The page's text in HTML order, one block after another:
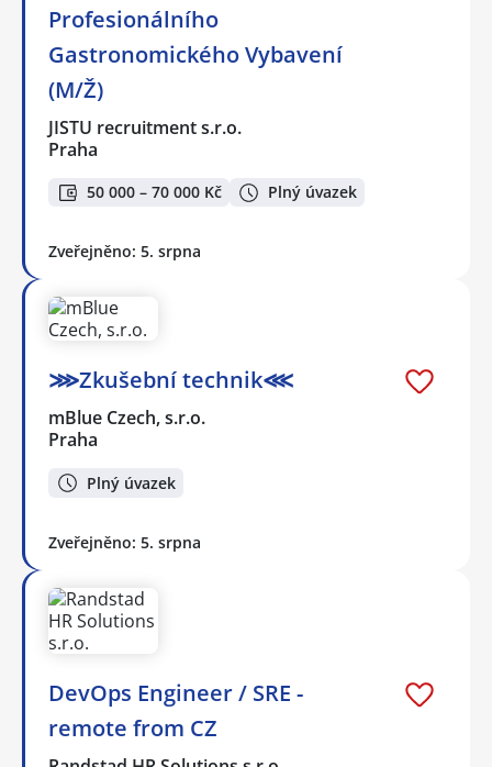
Profesionálního
Gastronomického Vybavení
(M/Ž)
JISTU recruitment s.r.o.
Praha
50 000 – 70 000 Kč Plný úvazek
Zveřejněno: 5. srpna
⋙Zkušební technik⋘
mBlue Czech, s.r.o.
Praha
Plný úvazek
Zveřejněno: 5. srpna
DevOps Engineer / SRE -
remote from CZ